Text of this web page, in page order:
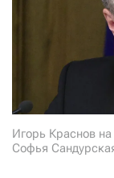
Игорь Краснов
Софья